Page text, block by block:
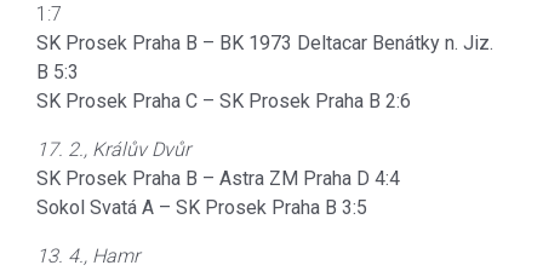
1:7
SK Prosek Praha B – BK 1973 Deltacar Benátky n. Jiz.
B 5:3
SK Prosek Praha C – SK Prosek Praha B 2:6
17. 2., Králův Dvůr
SK Prosek Praha B – Astra ZM Praha D 4:4
Sokol Svatá A – SK Prosek Praha B 3:5
13. 4., Hamr